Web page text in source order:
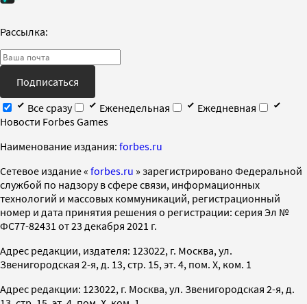
Рассылка:
Подписаться
Все сразу
Еженедельная
Ежедневная
Новости Forbes Games
Наименование издания: forbes.ru
Cетевое издание « forbes.ru » зарегистрировано Федеральной
службой по надзору в сфере связи, информационных
технологий и массовых коммуникаций, регистрационный
номер и дата принятия решения о регистрации: серия Эл №
ФС77-82431 от 23 декабря 2021 г.
Адрес редакции, издателя: 123022, г. Москва, ул.
Звенигородская 2-я, д. 13, стр. 15, эт. 4, пом. X, ком. 1
Адрес редакции: 123022, г. Москва, ул. Звенигородская 2-я, д.